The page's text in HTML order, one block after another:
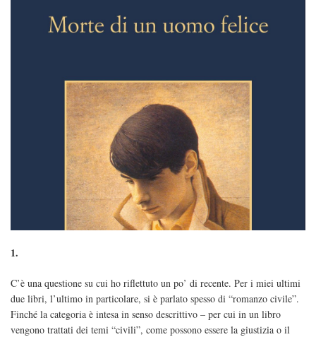
1.
C’è una questione su cui ho riflettuto un po’ di recente. Per i miei ultimi
due libri, l’ultimo in particolare, si è parlato spesso di “romanzo civile”.
Finché la categoria è intesa in senso descrittivo – per cui in un libro
vengono trattati dei temi “civili”, come possono essere la giustizia o il